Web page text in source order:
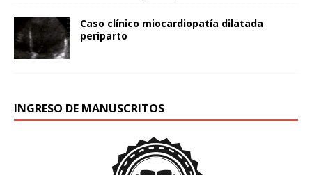
Caso clínico miocardiopatía dilatada
periparto
INGRESO DE MANUSCRITOS